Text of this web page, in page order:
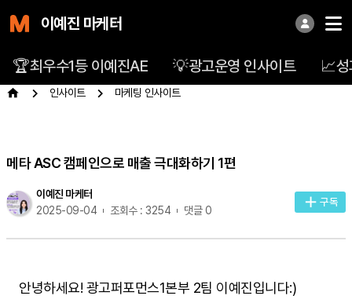
이예진 마케터
🏆최우수1등 이예진AE 💡광고운영 인사이트 📈성
인사이트 마케팅 인사이트
메타 ASC 캠페인으로 매출 극대화하기 1편
이예진 마케터
2025-09-04
조회수 : 3254 댓글 0
구독
안녕하세요! 광고퍼포먼스1본부 2팀 이예진입니다:)